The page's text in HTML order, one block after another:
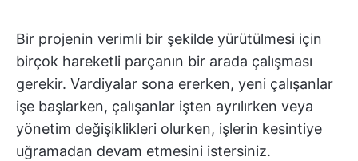
Bir projenin verimli bir şekilde yürütülmesi için
birçok hareketli parçanın bir arada çalışması
gerekir. Vardiyalar sona ererken, yeni çalışanlar
işe başlarken, çalışanlar işten ayrılırken veya
yönetim değişiklikleri olurken, işlerin kesintiye
uğramadan devam etmesini istersiniz.